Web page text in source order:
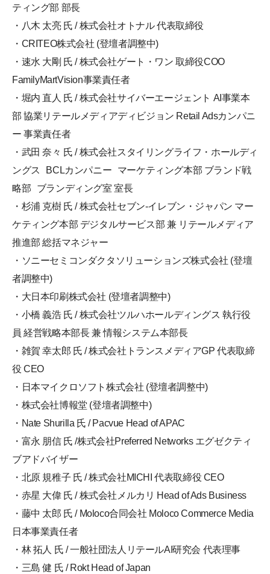
ティング部 部長
・八木 太亮 氏 / 株式会社オトナル 代表取締役
・CRITEO株式会社 (登壇者調整中)
・速水 大剛 氏 / 株式会社ゲート・ワン 取締役COO
FamilyMartVision事業責任者
・堀内 直人 氏 / 株式会社サイバーエージェント AI事業本
部 協業リテールメディアディビジョン Retail Adsカンパニ
ー 事業責任者
・武田 奈々 氏 / 株式会社スタイリングライフ・ホールディ
ングス BCLカンパニー マーケティング本部 ブランド戦
略部 ブランディング室 室長
・杉浦 克樹 氏 / 株式会社セブン-イレブン・ジャパン マー
ケティング本部 デジタルサービス部 兼 リテールメディア
推進部 総括マネジャー
・ソニーセミコンダクタソリューションズ株式会社 (登壇
者調整中)
・大日本印刷株式会社 (登壇者調整中)
・小橋 義浩 氏 / 株式会社ツルハホールディングス 執行役
員 経営戦略本部長 兼 情報システム本部長
・雑賀 幸太郎 氏 / 株式会社トランスメディアGP 代表取締
役 CEO
・日本マイクロソフト株式会社 (登壇者調整中)
・株式会社博報堂 (登壇者調整中)
・Nate Shurilla 氏 / Pacvue Head of APAC
・富永 朋信 氏 /株式会社Preferred Networks エグゼクティ
ブアドバイザー
・北原 規稚子 氏 / 株式会社MICHI 代表取締役 CEO
・赤星 大偉 氏 / 株式会社メルカリ Head of Ads Business
・藤中 太郎 氏 / Moloco合同会社 Moloco Commerce Media
日本事業責任者
・林 拓人 氏 / 一般社団法人リテールAI研究会 代表理事
・三島 健 氏 / Rokt Head of Japan